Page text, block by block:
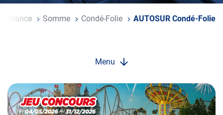
TÉLÉPHONE
France Somme Condé-Folie AUTOSUR Condé-Folie
Menu
Opération
spéciale
Mai